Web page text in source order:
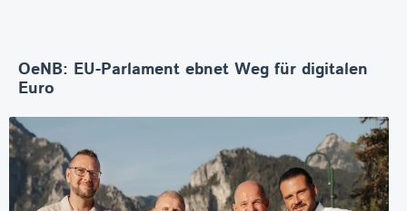
OeNB: EU-Parlament ebnet Weg für digitalen
Euro